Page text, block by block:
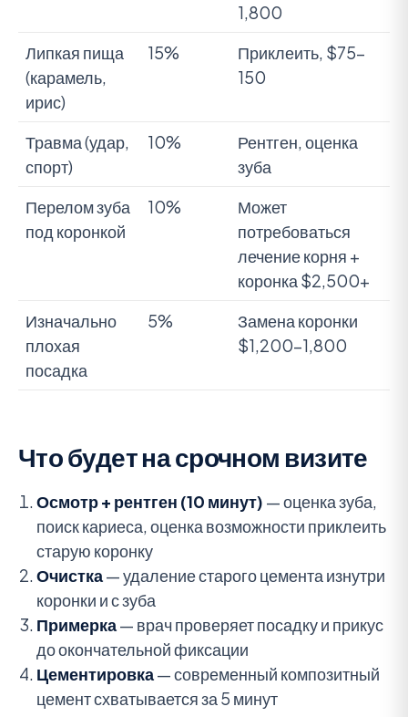
1,800
Липкая пища
(карамель,
ирис)
15%
Приклеить, $75-
150
Травма (удар,
спорт)
10%
Рентген, оценка
зуба
Перелом зуба
под коронкой
10%
Может
потребоваться
лечение корня +
коронка $2,500+
Изначально
плохая
посадка
5%
Замена коронки
$1,200-1,800
Что будет на срочном визите
Осмотр + рентген (10 минут) — оценка зуба,
поиск кариеса, оценка возможности приклеить
старую коронку
Очистка— удаление старого цемента изнутри
коронки и с зуба
Примерка— врач проверяет посадку и прикус
до окончательной фиксации
Цементировка— современный композитный
цемент схватывается за 5 минут